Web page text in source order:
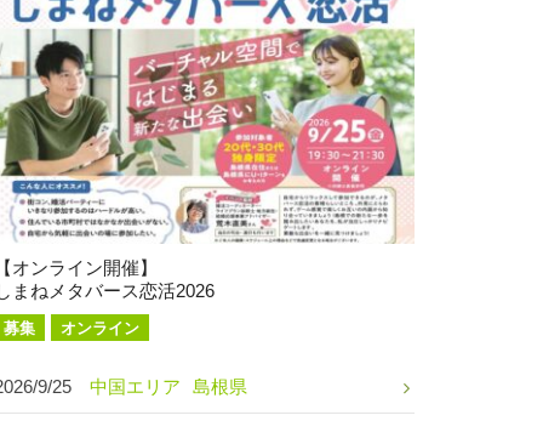
【オンライン開催】
まねメタバース恋活2026
募集 オンライン
9/25 中国エリア 島根県